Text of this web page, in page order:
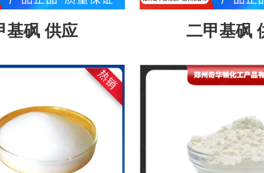
基砜 供应 二甲基砜